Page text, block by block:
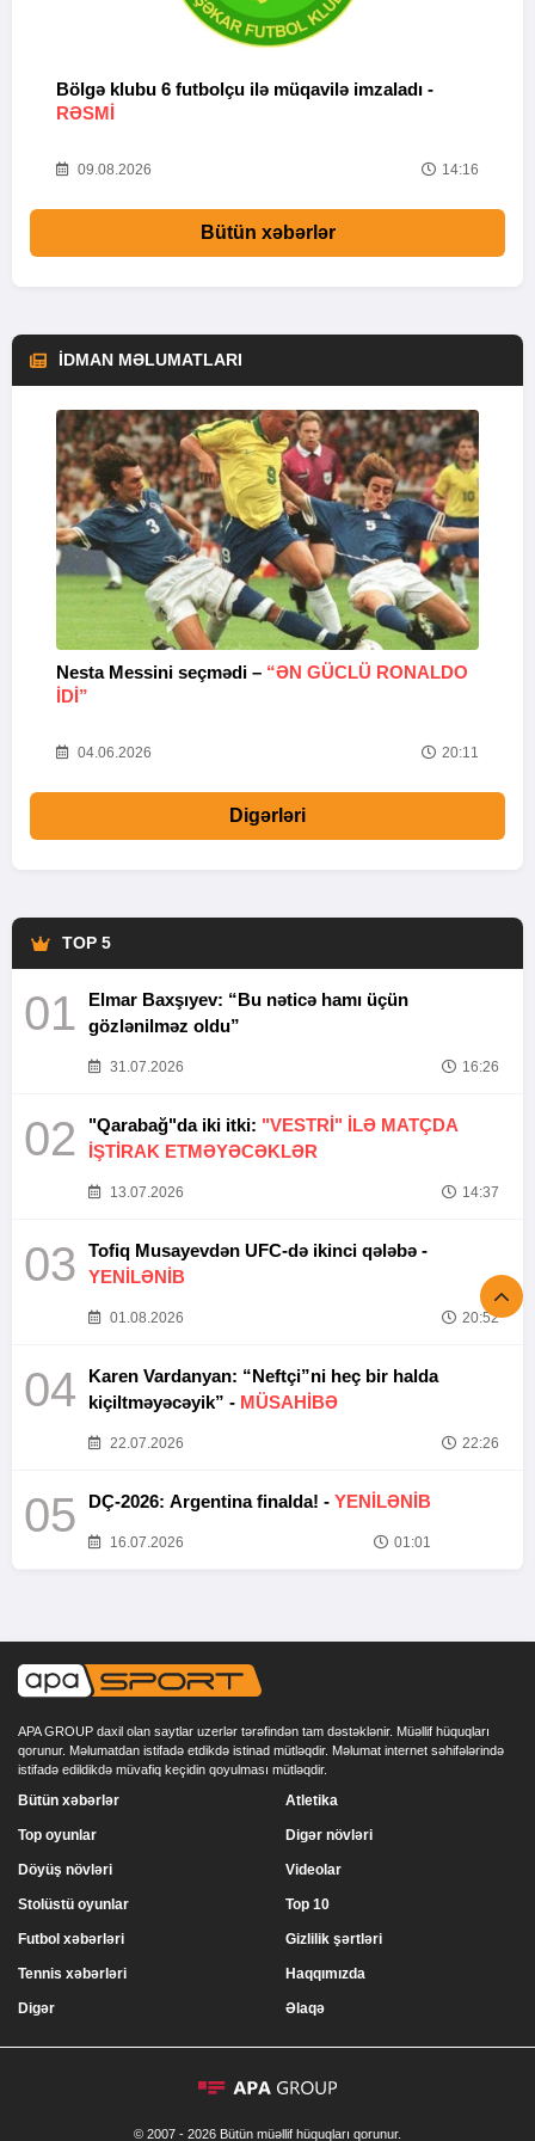
Bölgə klubu 6 futbolçu ilə müqavilə imzaladı -
RƏSMİ
09.08.2026 14:16
Bütün xəbərlər
İDMAN MƏLUMATLARI
Nesta Messini seçmədi – “ƏN GÜCLÜ RONALDO
IDI”
04.06.2026 20:11
Digərləri
TOP 5
01
Elmar Baxşıyev: “Bu nəticə hamı üçün
gözlənilməz oldu”
31.07.2026 16:26
02 "Qarabağ"da iki itki: "VESTRİ" İLƏ MATÇDA
İŞTİRAK ETMƏYƏCƏKLƏR
13.07.2026 14:37
03
Tofiq Musayevdən UFC-də ikinci qələbə -
YENİLƏNİB
01.08.2026 20:52
04
Karen Vardanyan: “Neftçi”ni heç bir halda
kiçiltməyəcəyik” - MÜSAHİBƏ
22.07.2026 22:26
05 DÇ-2026: Argentina finalda! - YENİLƏNİB
16.07.2026 01:01
APA GROUP daxil olan saytlar uzerlər tərəfindən tam dəstəklənir. Müəllif hüquqları
qorunur. Məlumatdan istifadə etdikdə istinad mütləqdir. Məlumat internet səhifələrində
istifadə edildikdə müvafiq keçidin qoyulması mütləqdir.
Bütün xəbərlər
Top oyunlar
Döyüş növləri
Stolüstü oyunlar
Atletika
Digər növləri
Videolar
Top 10
Futbol xəbərləri
Tennis xəbərləri
Digər
Gizlilik şərtləri
Haqqımızda
Əlaqə
© 2007 - 2026 Bütün müəllif hüquqları qorunur.